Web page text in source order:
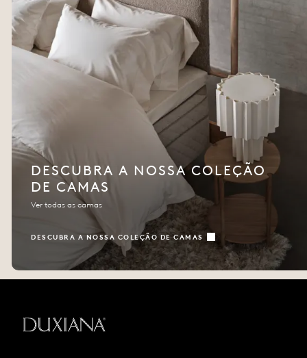
DESCUBRA A NOSSA COLEÇÃO
DE CAMAS
Ver todas as camas
DESCUBRA A NOSSA COLEÇÃO DE CAMAS